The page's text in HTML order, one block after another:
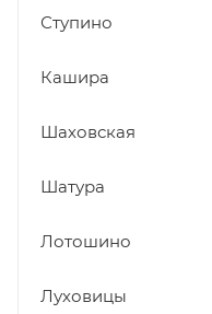
Ступино
Кашира
Шаховская
Шатура
Лотошино
Луховицы